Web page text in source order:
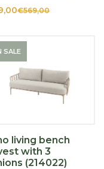
€569,00
SALE
living bench
with 3
(214022)